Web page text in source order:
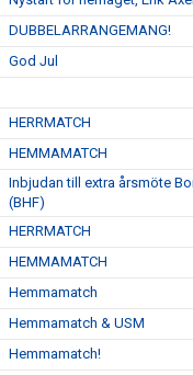
DUBBELARRANGEMANG!
God Jul
HERRMATCH
HEMMAMATCH
Inbjudan till extra årsmöte
(BHF)
HERRMATCH
HEMMAMATCH
Hemmamatch
Hemmamatch & USM
Hemmamatch!